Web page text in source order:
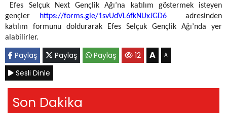
Efes Selçuk Next Gençlik Ağı’na katılım göstermek isteyen
gençler
https://forms.gle/1svUdVL6fkNUxJGD6adresinden
katılım formunu doldurarak Efes Selçuk Gençlik Ağı’nda yer
alabilirler.
Paylaş Paylaş Paylaş 12 A A
Sesli Dinle
Son Dakika